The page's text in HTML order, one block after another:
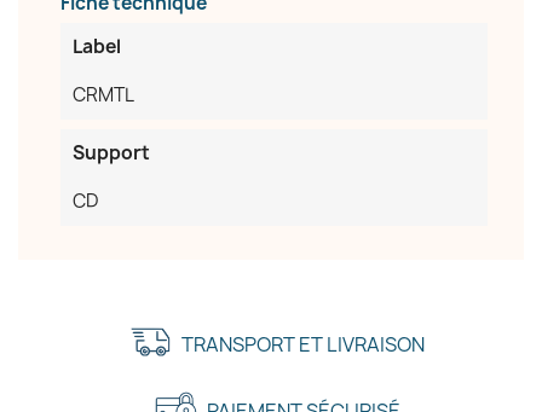
Label
CRMTL
Support
CD
TRANSPORT ET LIVRAISON